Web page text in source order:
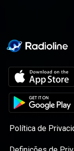
Política de